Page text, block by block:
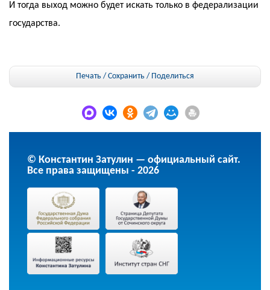
И тогда выход можно будет искать только в федерализации
государства.
Печать / Сохранить / Поделиться
© Константин Затулин — официальный сайт.
Все права защищены - 2026